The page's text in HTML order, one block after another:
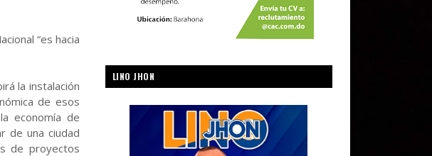
“es hacia
la instalación
de esos
economía de
de una ciudad
de proyectos
LINO JHON